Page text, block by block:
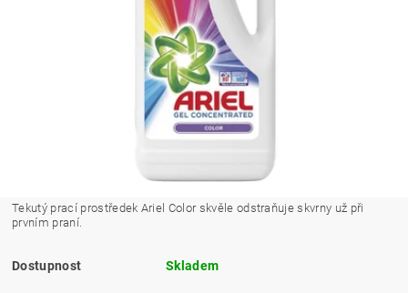
Tekutý prací prostředek Ariel Color skvěle odstraňuje skvrny už při
prvním praní.
Dostupnost Skladem